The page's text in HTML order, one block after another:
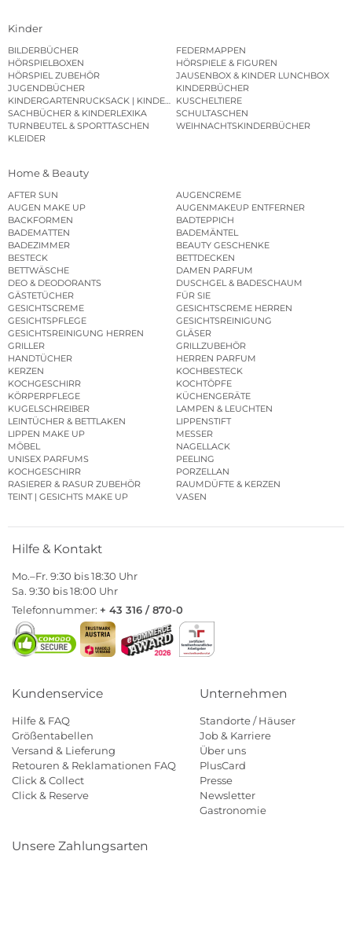
Kinder
BILDERBÜCHER
FEDERMAPPEN
HÖRSPIELBOXEN
HÖRSPIELE & FIGUREN
HÖRSPIEL ZUBEHÖR
JAUSENBOX & KINDER LUNCHBOX
JUGENDBÜCHER
KINDERBÜCHER
KINDERGARTENRUCKSACK | KINDERGARTENBEUTEL
KUSCHELTIERE
SACHBÜCHER & KINDERLEXIKA
SCHULTASCHEN
TURNBEUTEL & SPORTTASCHEN
WEIHNACHTSKINDERBÜCHER
KLEIDER
Home & Beauty
AFTER SUN
AUGENCREME
AUGEN MAKE UP
AUGENMAKEUP ENTFERNER
BACKFORMEN
BADTEPPICH
BADEMATTEN
BADEMÄNTEL
BADEZIMMER
BEAUTY GESCHENKE
BESTECK
BETTDECKEN
BETTWÄSCHE
DAMEN PARFUM
DEO & DEODORANTS
DUSCHGEL & BADESCHAUM
GÄSTETÜCHER
FÜR SIE
GESICHTSCREME
GESICHTSCREME HERREN
GESICHTSPFLEGE
GESICHTSREINIGUNG
GESICHTSREINIGUNG HERREN
GLÄSER
GRILLER
GRILLZUBEHÖR
HANDTÜCHER
HERREN PARFUM
KERZEN
KOCHBESTECK
KOCHGESCHIRR
KOCHTÖPFE
KÖRPERPFLEGE
KÜCHENGERÄTE
KUGELSCHREIBER
LAMPEN & LEUCHTEN
LEINTÜCHER & BETTLAKEN
LIPPENSTIFT
LIPPEN MAKE UP
MESSER
MÖBEL
NAGELLACK
UNISEX PARFUMS
PEELING
KOCHGESCHIRR
PORZELLAN
RASIERER & RASUR ZUBEHÖR
RAUMDÜFTE & KERZEN
TEINT | GESICHTS MAKE UP
VASEN
Hilfe & Kontakt
Mo.–Fr. 9:30 bis 18:30 Uhr
Sa. 9:30 bis 18:00 Uhr
Telefonnummer: + 43 316 / 870-0
Kundenservice
Hilfe & FAQ
Größentabellen
Versand & Lieferung
Retouren & Reklamationen FAQ
Click & Collect
Click & Reserve
Unternehmen
Standorte / Häuser
Job & Karriere
Über uns
PlusCard
Presse
Newsletter
Gastronomie
Unsere Zahlungsarten